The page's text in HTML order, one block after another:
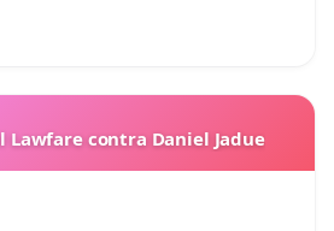
Lawfare contra Daniel Jadue